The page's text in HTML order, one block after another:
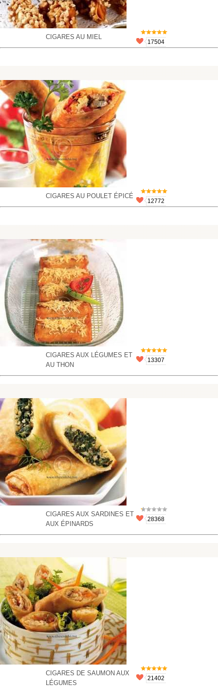
CIGARES AU MIEL
17504
CIGARES AU POULET ÉPICÉ
12772
CIGARES AUX LÉGUMES ET
AU THON
13307
CIGARES AUX SARDINES ET
AUX ÉPINARDS
28368
CIGARES DE SAUMON AUX
LÉGUMES
21402